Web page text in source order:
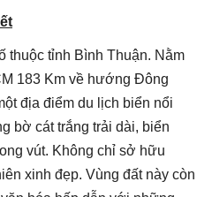
thuộc tỉnh Bình Thuận. Nằm
183 Km về hướng Đông
địa điểm du lịch biển nổi
bờ cát trắng trải dài, biển
vút. Không chỉ sở hữu
xinh đẹp. Vùng đất này còn